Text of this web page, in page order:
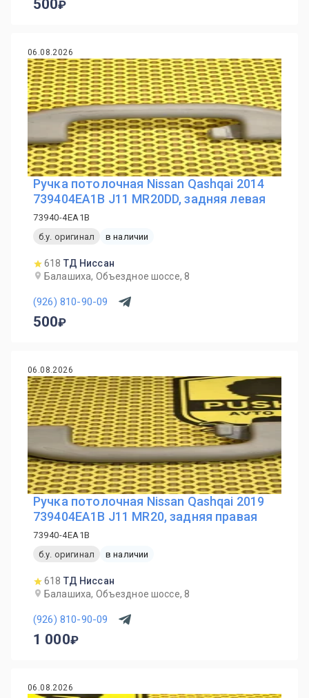
500
06.08.2026
Ручка потолочная Nissan Qashqai 2014
739404EA1B J11 MR20DD, задняя левая
73940-4EA1B
б.у. оригинал
в наличии
618 ТД Ниссан
Балашиха, Объездное шоссе, 8
(926) 810-90-09
500
06.08.2026
Ручка потолочная Nissan Qashqai 2019
739404EA1B J11 MR20, задняя правая
73940-4EA1B
б.у. оригинал
в наличии
618 ТД Ниссан
Балашиха, Объездное шоссе, 8
(926) 810-90-09
1 000
06.08.2026